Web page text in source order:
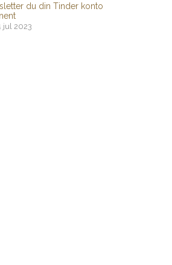
du din Tinder konto
jul 2023